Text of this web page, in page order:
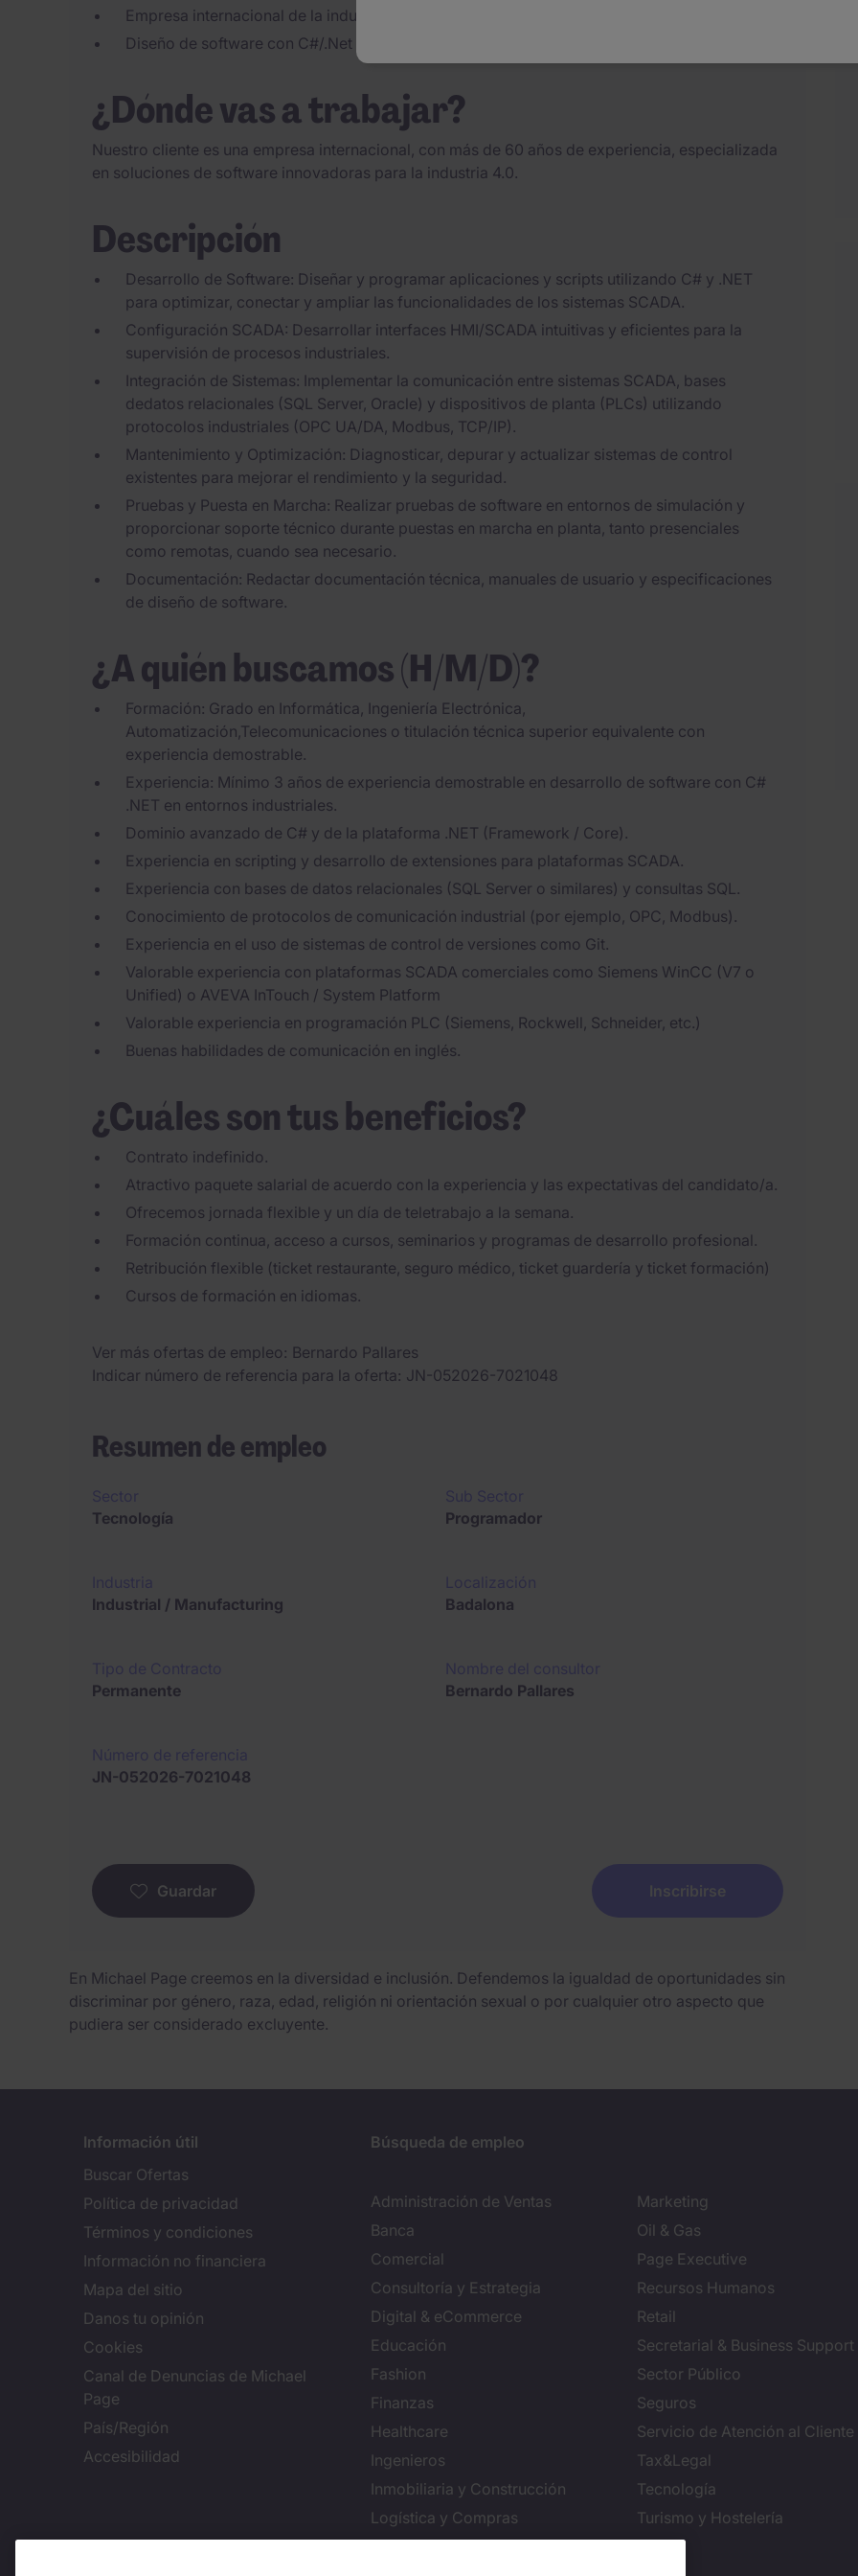
Empresa internacional de la industria 4.0 ubicada en Barcelona.
Diseño de software con C#/.Net y configuración de Scada.
¿Dónde vas a trabajar?
Nuestro cliente es una empresa internacional, con más de 60 años de experiencia, especializada
en soluciones de software innovadoras para la industria 4.0.
Descripción
Desarrollo de Software: Diseñar y programar aplicaciones y scripts utilizando C# y .NET
para optimizar, conectar y ampliar las funcionalidades de los sistemas SCADA.
Configuración SCADA: Desarrollar interfaces HMI/SCADA intuitivas y eficientes para la
supervisión de procesos industriales.
Integración de Sistemas: Implementar la comunicación entre sistemas SCADA, bases
dedatos relacionales (SQL Server, Oracle) y dispositivos de planta (PLCs) utilizando
protocolos industriales (OPC UA/DA, Modbus, TCP/IP).
Mantenimiento y Optimización: Diagnosticar, depurar y actualizar sistemas de control
existentes para mejorar el rendimiento y la seguridad.
Pruebas y Puesta en Marcha: Realizar pruebas de software en entornos de simulación y
proporcionar soporte técnico durante puestas en marcha en planta, tanto presenciales
como remotas, cuando sea necesario.
Documentación: Redactar documentación técnica, manuales de usuario y especificaciones
de diseño de software.
¿A quién buscamos (H/M/D)?
Formación: Grado en Informática, Ingeniería Electrónica,
Automatización,Telecomunicaciones o titulación técnica superior equivalente con
experiencia demostrable.
Experiencia: Mínimo 3 años de experiencia demostrable en desarrollo de software con C#
.NET en entornos industriales.
Dominio avanzado de C# y de la plataforma .NET (Framework / Core).
Experiencia en scripting y desarrollo de extensiones para plataformas SCADA.
Experiencia con bases de datos relacionales (SQL Server o similares) y consultas SQL.
Conocimiento de protocolos de comunicación industrial (por ejemplo, OPC, Modbus).
Experiencia en el uso de sistemas de control de versiones como Git.
Valorable experiencia con plataformas SCADA comerciales como Siemens WinCC (V7 o
Unified) o AVEVA InTouch / System Platform
Valorable experiencia en programación PLC (Siemens, Rockwell, Schneider, etc.)
Buenas habilidades de comunicación en inglés.
¿Cuáles son tus beneficios?
Contrato indefinido.
Atractivo paquete salarial de acuerdo con la experiencia y las expectativas del candidato/a.
Ofrecemos jornada flexible y un día de teletrabajo a la semana.
Formación continua, acceso a cursos, seminarios y programas de desarrollo profesional.
Retribución flexible (ticket restaurante, seguro médico, ticket guardería y ticket formación)
Cursos de formación en idiomas.
Ver más ofertas de empleo
Bernardo Pallares
Indicar número de referencia para la oferta JN-052026-7021048
Resumen de empleo
Tecnología
Programador
Industrial / Manufacturing
Badalona
Permanente
Bernardo Pallares
JN-052026-7021048
Guardar Inscribirse
En Michael Page creemos en la diversidad e inclusión. Defendemos la igualdad de oportunidades sin
discriminar por género, raza, edad, religión ni orientación sexual o por cualquier otro aspecto que
pudiera ser considerado excluyente.
Información útil
Buscar Ofertas
Política de privacidad
Términos y condiciones
Información no financiera
Mapa del sitio
Danos tu opinión
Cookies
Canal de Denuncias de Michael
Page
País/Región
Accesibilidad
Búsqueda de empleo
Administración de Ventas
Banca
Comercial
Consultoría y Estrategia
Digital & eCommerce
Educación
Fashion
Finanzas
Healthcare
Ingenieros
Inmobiliaria y Construcción
Logística y Compras
Marketing
Oil & Gas
Page Executive
Recursos Humanos
Retail
Secretarial & Business Support
Sector Público
Seguros
Servicio de Atención al Cliente
Tax&Legal
Tecnología
Turismo y Hostelería